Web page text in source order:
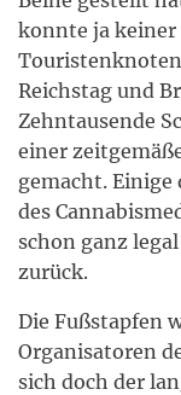
konnte ja keiner
Reichstag und
Zehntausende
einer
gemacht.
des
schon ganz
zurück.
Die Fußstapfen
Organisatoren
sich doch der